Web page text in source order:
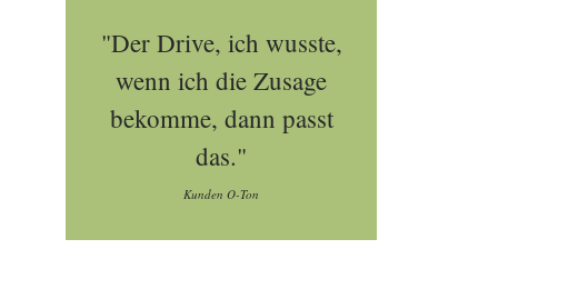
"Der Drive, ich wusste,
wenn ich die Zusage
bekomme, dann passt
das."
Kunden O-Ton